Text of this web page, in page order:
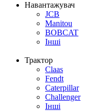
Навантажувач
JCB
Manitou
BOBCAT
Інші
Трактор
Claas
Fendt
Caterpillar
Challenger
Інші